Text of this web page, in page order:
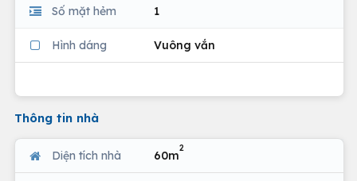
Số mặt hẻm 1
Hình dáng Vuông vắn
Thông tin nhà
Diện tích nhà 60m
2